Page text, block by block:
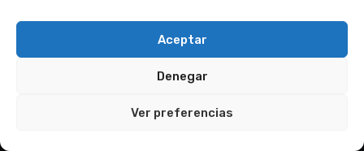
Aceptar
Denegar
Ver preferencias